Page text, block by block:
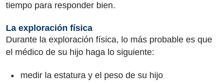
tiempo para responder bien.
La exploración física
Durante la exploración física, lo más probable es que
el médico de su hijo haga lo siguiente:
medir la estatura y el peso de su hijo